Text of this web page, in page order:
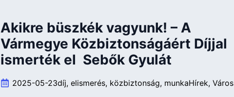
Akikre büszkék vagyunk! – A
Vármegye Közbiztonságáért Díjjal
ismerték el Sebők Gyulát
2025-05-23díj elismerés közbiztonság munkaHírek Város